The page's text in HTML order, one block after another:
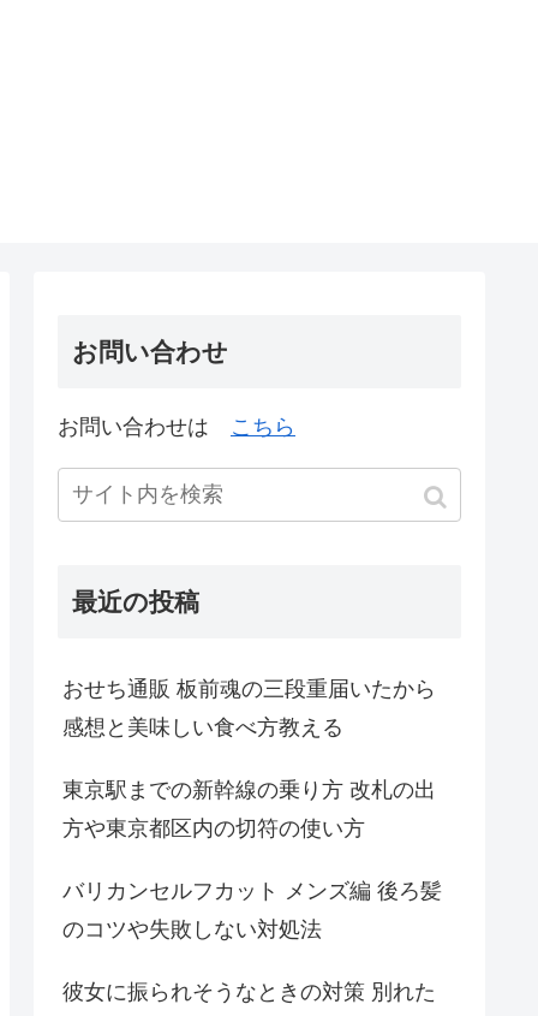
お問い合わせ
お問い合わせは こちら
最近の投稿
おせち通販 板前魂の三段重届いたから
感想と美味しい食べ方教える
東京駅までの新幹線の乗り方 改札の出
方や東京都区内の切符の使い方
バリカンセルフカット メンズ編 後ろ髪
のコツや失敗しない対処法
彼女に振られそうなときの対策 別れた